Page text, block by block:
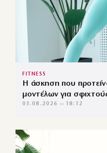
FITNESS
Η άσκηση που
μοντέλων για
03.08.2026 — 18:12